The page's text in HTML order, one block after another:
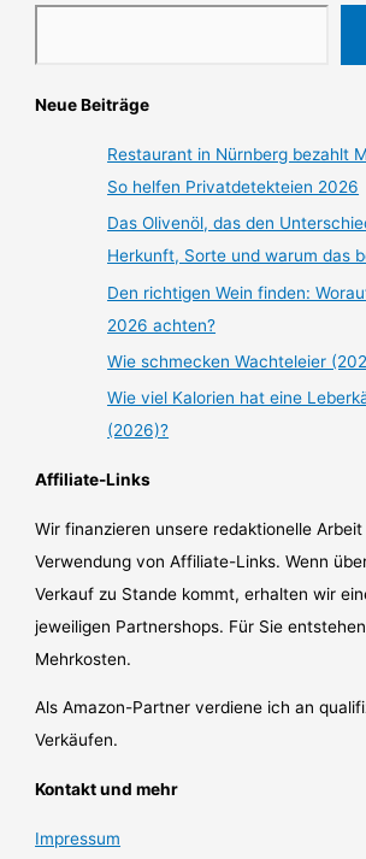
Neue Beiträge
Restaurant in Nürnberg bezahlt
So helfen Privatdetekteien 2026
Das Olivenöl, das den
Herkunft, Sorte und warum das
Den richtigen Wein finden:
2026 achten?
Wie schmecken Wachteleier
Wie viel Kalorien hat eine
(2026)?
Affiliate-Links
Wir finanzieren unsere redaktionelle
Verwendung von Affiliate-Links. Wenn
Verkauf zu Stande kommt, erhalten wir
jeweiligen Partnershops. Für Sie
Mehrkosten.
Als Amazon-Partner verdiene ich an
Verkäufen.
Kontakt und mehr
Impressum